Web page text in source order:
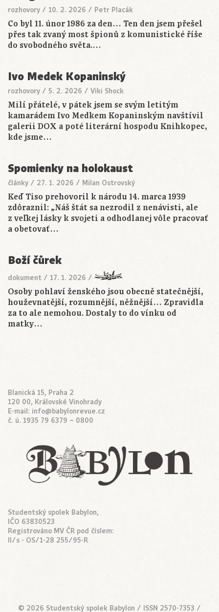
rozhovory / 10. 2. 2026 / Petr Placák
Co byl 11. únor 1986 za den… Ten den jsem přešel
přes tak zvaný most špionů z komunistické říše
do svobodného světa.…
Ivo Medek Kopaninský
rozhovory / 5. 2. 2026 / Viki Shock
Milí přátelé, v pátek jsem se svým letitým
kamarádem Ivo Medkem Kopaninským navštívil
galerii DOX a poté literární hospodu Knihkopec,
kde jsme…
Spomienky na holokaust
články / 27. 1. 2026 / Milan Ostrovský
Keď Tiso prehovoril k národu 14. marca 1939
zdôraznil: „Náš štát sa nezrodil z nenávisti, ale
z veľkej lásky k svojeti a odhodlanej vôle pracovať
a obetovať…
Boží čůrek
dokument / 17. 1. 2026 /
Osoby pohlaví ženského jsou obecně statečnější,
houževnatější, rozumnější, něžnější… Zpravidla
za to ale nemohou. Dostaly to do vínku od
matky…
Blanická 15, Praha 2
120 00, Královské Vinohrady
E-mail: info@babylonrevue.cz
č. ú. 1935 79 6379 – 0800
Studentský spolek Babylon,
IČO 63830523
Registrováno MV ČR pod číslem:
II/s - OS/1-28 255/95-R
© 2026 Studentský spolek Babylon / ISSN 2570-7353 /